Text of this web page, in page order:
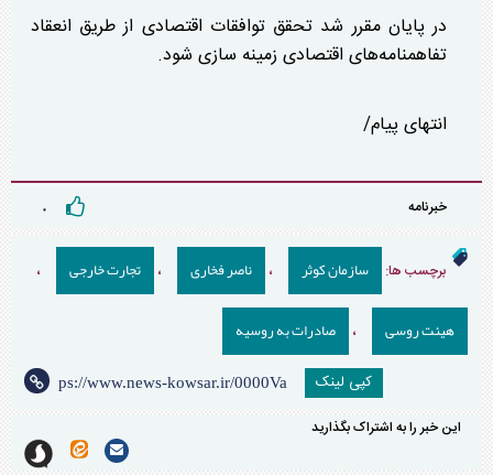
در پایان مقرر شد تحقق توافقات اقتصادی از طریق انعقاد
تفاهمنامه‌های اقتصادی زمینه سازی شود.
انتهای پیام/
خبرنامه ۰
برچسب ها: سازمان کوثر ، ناصر فخاری ، تجارت خارجی ،
هیئت روسی ، صادرات به روسیه
کپی لینک
این خبر را به اشتراک بگذارید